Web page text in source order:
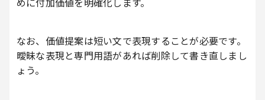
なお、価値提案は短い文で表現することが必要です。
曖昧な表現と専門用語があれば削除して書き直しまし
ょう。